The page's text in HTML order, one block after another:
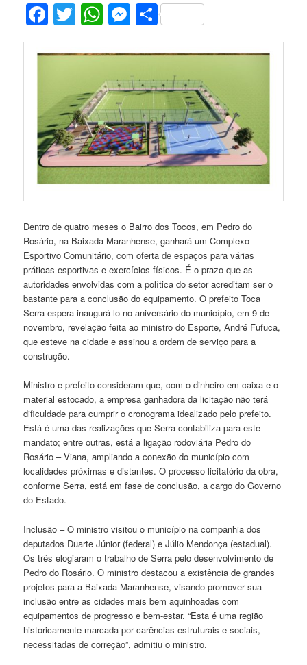
Facebook
Twitter
WhatsApp
Messenger
Share
Dentro de quatro meses o Bairro dos Tocos, em Pedro do
Rosário, na Baixada Maranhense, ganhará um Complexo
Esportivo Comunitário, com oferta de espaços para várias
práticas esportivas e exercícios físicos. É o prazo que as
autoridades envolvidas com a política do setor acreditam ser o
bastante para a conclusão do equipamento. O prefeito Toca
Serra espera inaugurá-lo no aniversário do município, em 9 de
novembro, revelação feita ao ministro do Esporte, André Fufuca,
que esteve na cidade e assinou a ordem de serviço para a
construção.
Ministro e prefeito consideram que, com o dinheiro em caixa e o
material estocado, a empresa ganhadora da licitação não terá
dificuldade para cumprir o cronograma idealizado pelo prefeito.
Está é uma das realizações que Serra contabiliza para este
mandato; entre outras, está a ligação rodoviária Pedro do
Rosário – Viana, ampliando a conexão do município com
localidades próximas e distantes. O processo licitatório da obra,
conforme Serra, está em fase de conclusão, a cargo do Governo
do Estado.
Inclusão – O ministro visitou o município na companhia dos
deputados Duarte Júnior (federal) e Júlio Mendonça (estadual).
Os três elogiaram o trabalho de Serra pelo desenvolvimento de
Pedro do Rosário. O ministro destacou a existência de grandes
projetos para a Baixada Maranhense, visando promover sua
inclusão entre as cidades mais bem aquinhoadas com
equipamentos de progresso e bem-estar. “Esta é uma região
historicamente marcada por carências estruturais e sociais,
necessitadas de correção”, admitiu o ministro.